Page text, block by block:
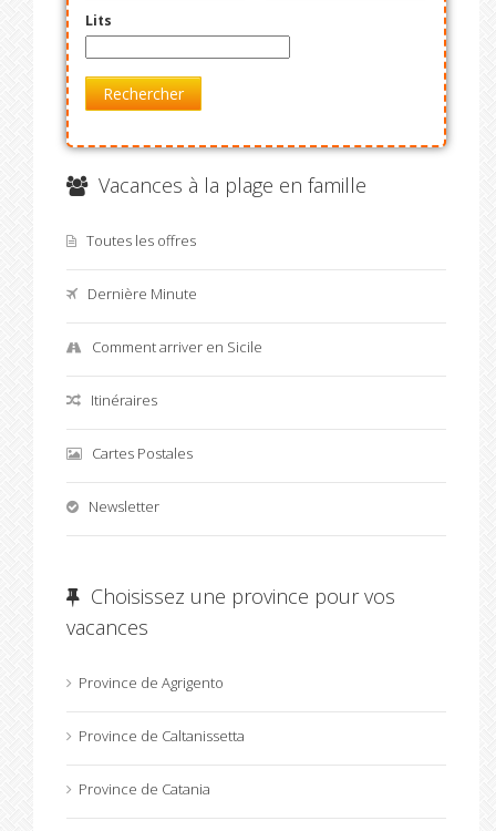
Lits
Rechercher
Vacances à la plage en famille
Toutes les offres
Dernière Minute
Comment arriver en Sicile
Itinéraires
Cartes Postales
Newsletter
Choisissez une province pour vos
vacances
Province de Agrigento
Province de Caltanissetta
Province de Catania